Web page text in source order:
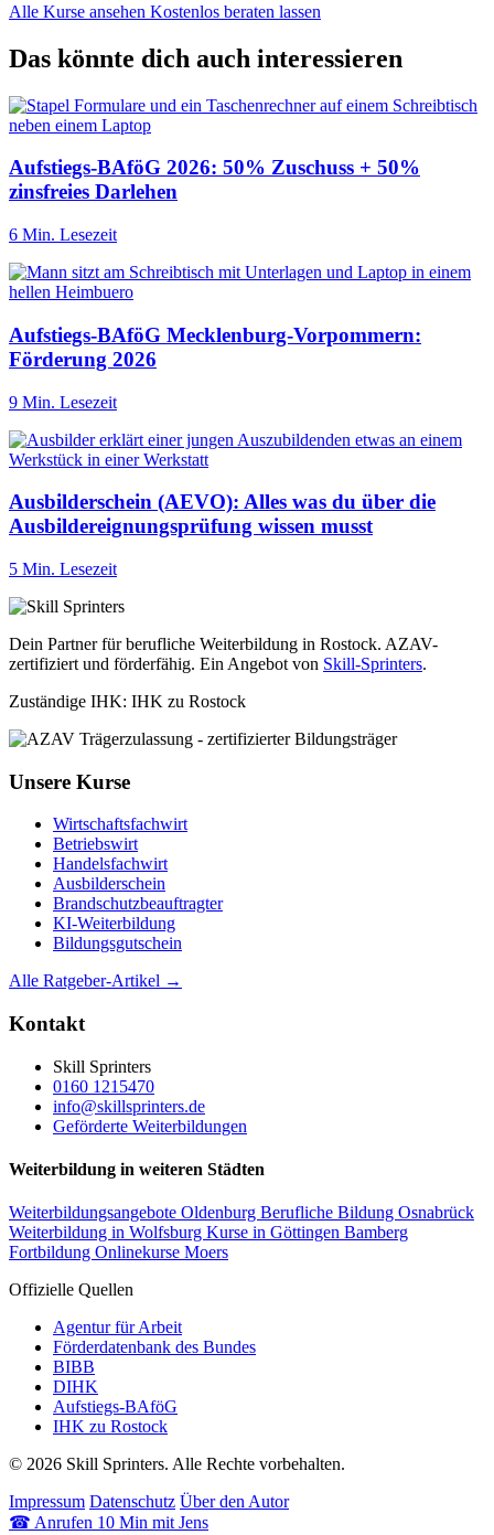
Alle Kurse ansehen Kostenlos beraten lassen
Das könnte dich auch interessieren
Aufstiegs-BAföG 2026: 50% Zuschuss + 50%
zinsfreies Darlehen
6 Min. Lesezeit
Aufstiegs-BAföG Mecklenburg-Vorpommern:
Förderung 2026
9 Min. Lesezeit
Ausbilderschein (AEVO): Alles was du über die
Ausbildereignungsprüfung wissen musst
5 Min. Lesezeit
Dein Partner für berufliche Weiterbildung in Rostock. AZAV-
zertifiziert und förderfähig. Ein Angebot von Skill-Sprinters.
Zuständige IHK: IHK zu Rostock
Unsere Kurse
Wirtschaftsfachwirt
Betriebswirt
Handelsfachwirt
Ausbilderschein
Brandschutzbeauftragter
KI-Weiterbildung
Bildungsgutschein
Alle Ratgeber-Artikel →
Kontakt
Skill Sprinters
0160 1215470
info@skillsprinters.de
Geförderte Weiterbildungen
Weiterbildung in weiteren Städten
Weiterbildungsangebote Oldenburg Berufliche Bildung Osnabrück
Weiterbildung in Wolfsburg Kurse in Göttingen Bamberg
Fortbildung Onlinekurse Moers
Offizielle Quellen
Agentur für Arbeit
Förderdatenbank des Bundes
BIBB
DIHK
Aufstiegs-BAföG
IHK zu Rostock
© 2026 Skill Sprinters. Alle Rechte vorbehalten.
Impressum Datenschutz Über den Autor
☎ Anrufen 10 Min mit Jens